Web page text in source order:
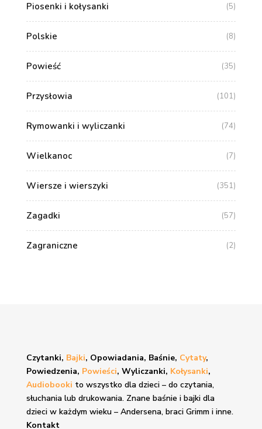
Piosenki i kołysanki (5)
Polskie (8)
Powieść (35)
Przysłowia (101)
Rymowanki i wyliczanki (74)
Wielkanoc (7)
Wiersze i wierszyki (351)
Zagadki (57)
Zagraniczne (2)
Czytanki, Bajki, Opowiadania, Baśnie, Cytaty,
Powiedzenia, Powieści, Wyliczanki, Kołysanki,
Audiobooki to wszystko dla dzieci – do czytania,
słuchania lub drukowania. Znane baśnie i bajkidla
dzieci w każdym wieku – Andersena, braci Grimm i inne.
Kontakt